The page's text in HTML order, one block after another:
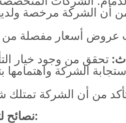
أن الشركة مرخصة
عروض أسعار مفصلة من
الشركة
نصائح لتسهيل عملية نقل العفش من خميس مشيط إلى الدمام: